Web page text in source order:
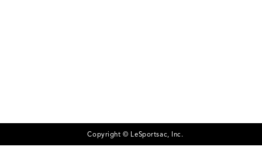
Copyright © LeSportsac, Inc.